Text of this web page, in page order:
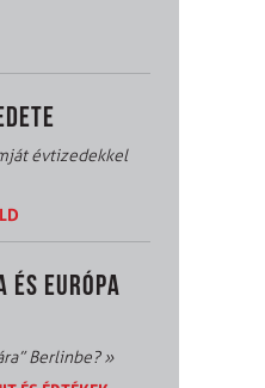
évtizedekkel
ÉS EURÓPA
Berlinbe?»